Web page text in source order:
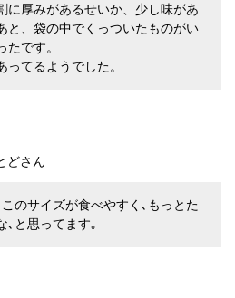
に厚みがあるせいか、少し味があ
と、袋の中でくっついたものがい
たです。
てるようでした。
どさん
のサイズが食べやすく､もっとた
､と思ってます｡